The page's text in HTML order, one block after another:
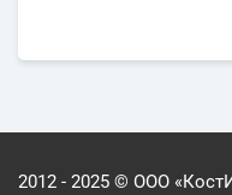
2012 - 2025 © ООО